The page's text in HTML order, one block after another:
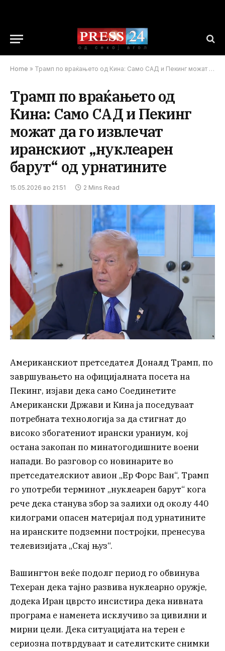
Home » Трамп по враќањето од Кина: Само САД и Пекинг можат да го извлечат иранскиот „нуклеарен барут“ од урнатините
Трамп по враќањето од
Кина: Само САД и Пекинг
можат да го извлечат
иранскиот „нуклеарен
барут“ од урнатините
15.05.2026 во 21:51 2 Mins Read
Американскиот претседател Доналд Трамп, по
завршувањето на официјалната посета на
Пекинг, изјави дека само Соединетите
Американски Држави и Кина ја поседуваат
потребната технологија за да стигнат до
високо збогатениот ирански ураниум, кој
остана закопан по минатогодишните воени
напади. Во разговор со новинарите во
претседателскиот авион „Ер Форс Ван“, Трамп
го употреби терминот „нуклеарен барут“ кога
рече дека станува збор за залихи од околу 440
килограми опасен материјал под урнатините
на иранските подземни постројки, пренесува
телевизијата „Скај њуз“.
Вашингтон веќе подолг период го обвинува
Техеран дека тајно развива нуклеарно оружје,
додека Иран цврсто инсистира дека нивната
програма е наменета исклучиво за цивилни и
мирни цели. Дека ситуацијата на терен е
сериозна потврдуваат и сателитските снимки